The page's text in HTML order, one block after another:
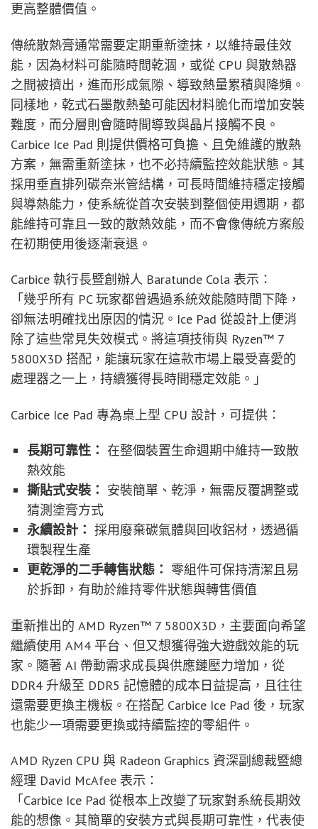
更高整體價值。
傳統散熱膏通常需要定期重新塗抹，以維持最佳效
能，因為材料可能隨時間乾涸，或從 CPU 與散熱器
之間被擠出，進而形成氣隙、導致熱量累積與降頻。
同樣地，乾式石墨散熱墊可能因材料脆化而增加安裝
難度，而分層則會隨時間導致與晶片接觸不良。
Carbice Ice Pad 則提供價格可負擔、且免維護的散熱
方案，無需重新塗抹，也不必持續監控效能狀態。其
採用垂直排列碳奈米管結構，可長時間維持穩定接觸
與導熱能力，使系統從首次安裝到整個使用週期，都
能維持可靠且一致的散熱效能，而不會像傳統方案般
在初期使用後逐漸衰退。
Carbice 執行長暨創辦人 Baratunde Cola 表示：
「幾乎所有 PC 玩家都曾遇過系統效能隨時間下降，
卻無法明確找出原因的情況。Ice Pad 從設計上便消
除了這些常見失效模式。將這項技術與 Ryzen™ 7
5800X3D 搭配，能讓玩家在這款市場上最受喜愛的
處理器之一上，持續獲得長時間穩定效能。」
Carbice Ice Pad 專為桌上型 CPU 設計，可提供：
長期可靠性： 在整個裝置生命週期中維持一致散
熱效能
撕貼式安裝： 安裝簡單、乾淨，無需反覆調整或
猜測塗膏方式
永續設計： 採用廢棄碳氣體與回收鋁材，透過循
環製程生產
更乾淨的二手轉售狀態： 零組件可保持清潔且易
於拆卸，有助於維持零件狀態與轉售價值
重新推出的 AMD Ryzen™ 7 5800X3D，主要面向希望
繼續使用 AM4 平台、但又想獲得強大遊戲效能的玩
家。隨著 AI 帶動需求成長與供應鏈壓力增加，從
DDR4 升級至 DDR5 記憶體的成本日益提高，且往往
還需要更換主機板。在搭配 Carbice Ice Pad 後，玩家
也能少一項需要更換或持續監控的零組件。
AMD Ryzen CPU 與 Radeon Graphics 資深副總裁暨總
經理 David McAfee 表示：
「Carbice Ice Pad 從根本上改變了玩家對系統長期效
能的想像。其簡單的安裝方式與長期可靠性，代表使